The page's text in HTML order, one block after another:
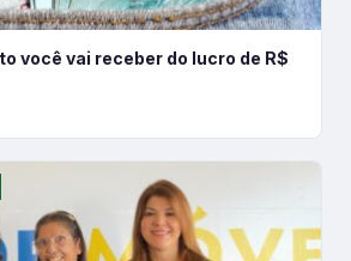
você vai receber do lucro de R$